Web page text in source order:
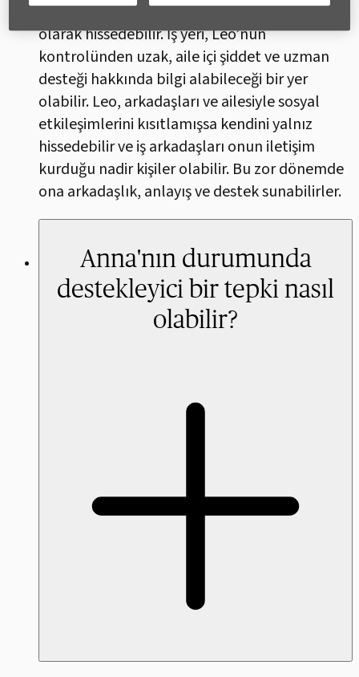
sağlayabilir ve burasını daha güvenli bir yer
olarak hissedebilir. İş yeri, Leo’nun
kontrolünden uzak, aile içi şiddet ve uzman
desteği hakkında bilgi alabileceği bir yer
olabilir. Leo, arkadaşları ve ailesiyle sosyal
etkileşimlerini kısıtlamışsa kendini yalnız
hissedebilir ve iş arkadaşları onun iletişim
kurduğu nadir kişiler olabilir. Bu zor dönemde
ona arkadaşlık, anlayış ve destek sunabilirler.
Anna'nın durumunda
destekleyici bir tepki nasıl
olabilir?